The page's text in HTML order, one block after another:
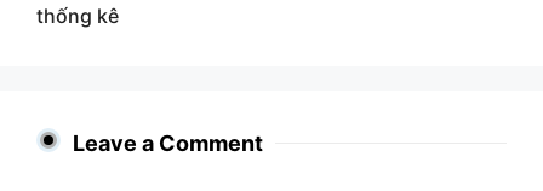
thống kê
Leave a Comment